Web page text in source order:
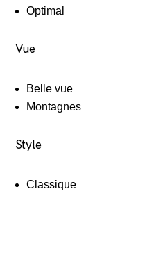
Optimal
Vue
Belle vue
Montagnes
Style
Classique